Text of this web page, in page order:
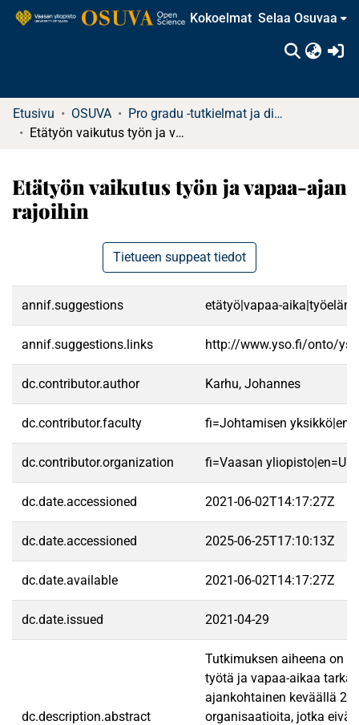
Kokoelmat Selaa Osuvaa
Etusivu OSUVA
Pro gradu -tutkielmat ja diplomityöt
Etätyön vaikutus työn ja vapaa-ajan rajoihin
Etätyön vaikutus työn ja vapaa-ajan
rajoihin
Tietueen suppeat tiedot
annif.suggestions etätyö|vapaa-
annif.suggestions.links http://www.yso.fi/onto/
dc.contributor.author Karhu, Johannes
dc.contributor.faculty fi=Johtamisen
dc.contributor.organization fi=Vaasan
dc.date.accessioned 2021-06-02T14:17:27Z
dc.date.accessioned 2025-06-25T17:10:13Z
dc.date.available 2021-06-02T14:17:27Z
dc.date.issued 2021-04-29
dc.description.abstract
Tutkimuksen aiheena on
työtä ja vapaa-aikaa
ajankohtainen keväällä
organisaatioita, jotka